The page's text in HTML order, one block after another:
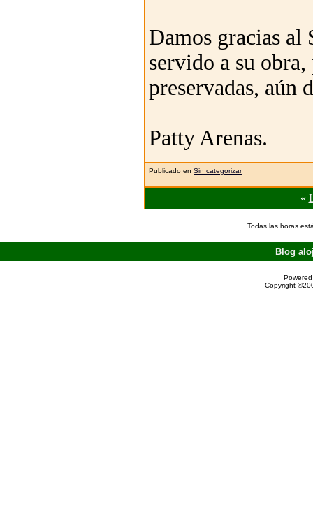
Damos gracias al
servido a su
preservadas, aún
Patty Arenas.
Publicado en Sin categorizar
«
Todas las horas
Blog
Copyright